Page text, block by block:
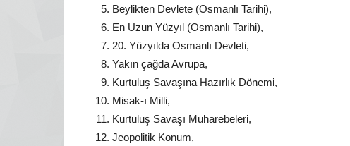
Beylikten Devlete (Osmanlı Tarihi),
En Uzun Yüzyıl (Osmanlı Tarihi),
20. Yüzyılda Osmanlı Devleti,
Yakın çağda Avrupa,
Kurtuluş Savaşına Hazırlık Dönemi,
Misak-ı Milli,
Kurtuluş Savaşı Muharebeleri,
Jeopolitik Konum,